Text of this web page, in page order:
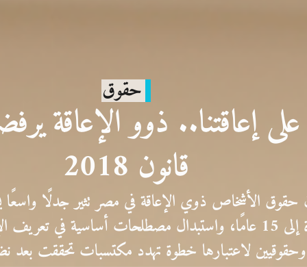
حقوق
على إعاقتنا.. ذوو الإعاقة
قانون 2018
حقوق الأشخاص ذوي الإعاقة في مصر تثير جدلًا
السيارة المعفاة إلى 15 عامًا، واستبدال مصطلحات أساسية
وحقوقيين لاعتبارها خطوة تهدد مكتسبات تحققت بعد